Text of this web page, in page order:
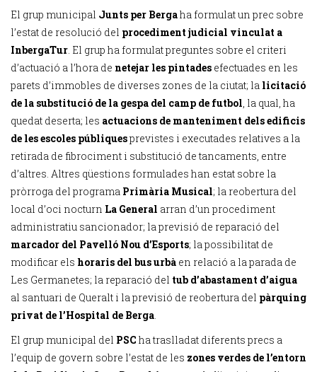
El grup municipal Junts per Bergaha formulat un prec sobre
l’estat de resolució del procediment judicial vinculat a
InbergaTur. El grup ha formulat preguntes sobre el criteri
d’actuació a l’hora de netejar les pintades efectuades en les
parets d’immobles de diverses zones de la ciutat; lalicitació
de la substitució de la gespa del camp de futbol, la qual, ha
quedat deserta; les actuacions de manteniment dels edificis
de les escoles públiquesprevistes i executades relatives a la
retirada de fibrociment i substitució de tancaments, entre
d’altres. Altres qüestions formulades han estat sobre la
pròrroga del programa Primària Musical; la reobertura del
local d’oci nocturn La General arran d’un procediment
administratiu sancionador; la previsió de reparació del
marcador del Pavelló Nou d’Esports; la possibilitat de
modificar els horaris del bus urbà en relació a la parada de
Les Germanetes; la reparació del tub d’abastament d’aigua
al santuari de Queralt i la previsió de reobertura del pàrquing
privat de l’Hospital de Berga.
El grup municipal del PSC ha traslladat diferents precs a
l’equip de govern sobre l’estat de les zones verdes de l’entorn